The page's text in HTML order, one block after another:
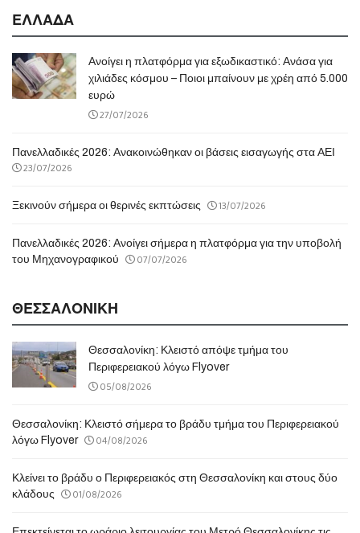
ΕΛΛΑΔΑ
Ανοίγει η πλατφόρμα για εξωδικαστικό: Ανάσα για
χιλιάδες κόσμου – Ποιοι μπαίνουν με χρέη από 5.000
ευρώ
27/07/2026
Πανελλαδικές 2026: Ανακοινώθηκαν οι βάσεις εισαγωγής στα ΑΕΙ
23/07/2026
Ξεκινούν σήμερα οι θερινές εκπτώσεις 13/07/2026
Πανελλαδικές 2026: Ανοίγει σήμερα η πλατφόρμα για την υποβολή
του Μηχανογραφικού
07/07/2026
ΘΕΣΣΑΛΟΝΙΚΗ
Θεσσαλονίκη: Κλειστό απόψε τμήμα του
Περιφερειακού λόγω Flyover
05/08/2026
Θεσσαλονίκη: Κλειστό σήμερα το βράδυ τμήμα του Περιφερειακού
λόγω Flyover
04/08/2026
Κλείνει το βράδυ ο Περιφερειακός στη Θεσσαλονίκη και στους δύο
κλάδους
01/08/2026